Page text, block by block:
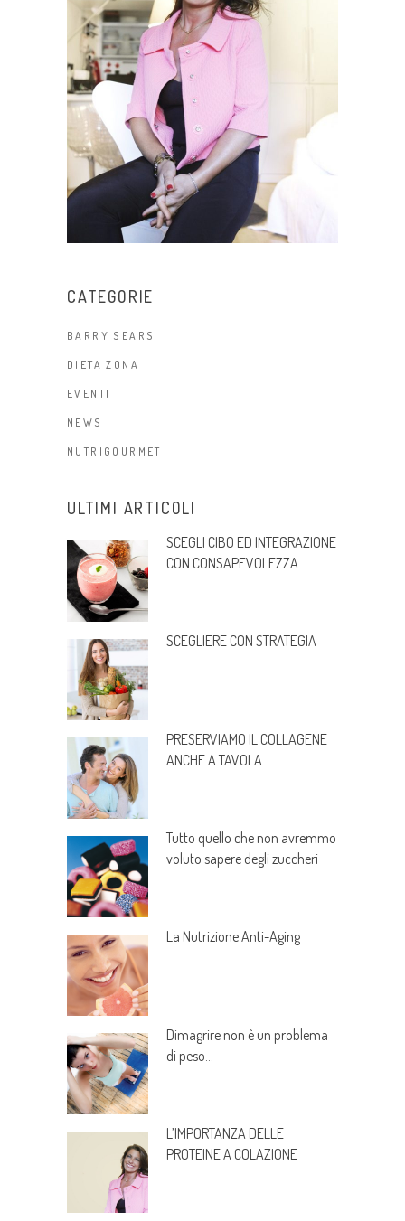
CATEGORIE
BARRY SEARS
DIETA ZONA
EVENTI
NEWS
NUTRIGOURMET
ULTIMI ARTICOLI
SCEGLI CIBO ED INTEGRAZIONE
CON CONSAPEVOLEZZA
SCEGLIERE CON STRATEGIA
PRESERVIAMO IL COLLAGENE
ANCHE A TAVOLA
Tutto quello che non avremmo
voluto sapere degli zuccheri
La Nutrizione Anti-Aging
Dimagrire non è un problema
di peso…
L’IMPORTANZA DELLE
PROTEINE A COLAZIONE